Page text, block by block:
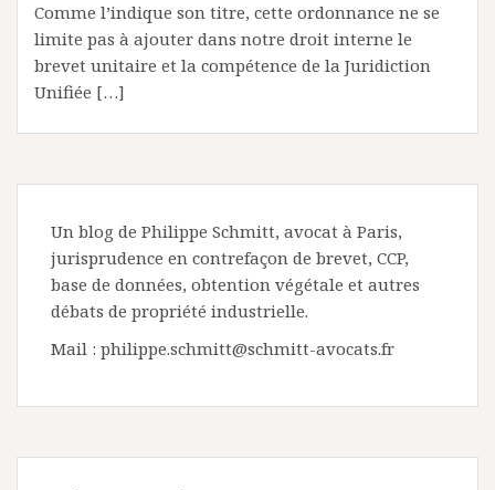
Comme l’indique son titre, cette ordonnance ne se
limite pas à ajouter dans notre droit interne le
brevet unitaire et la compétence de la Juridiction
Unifiée […]
Un blog de Philippe Schmitt, avocat à Paris,
jurisprudence en contrefaçon de brevet, CCP,
base de données, obtention végétale et autres
débats de propriété industrielle.
Mail : philippe.schmitt@schmitt-avocats.fr